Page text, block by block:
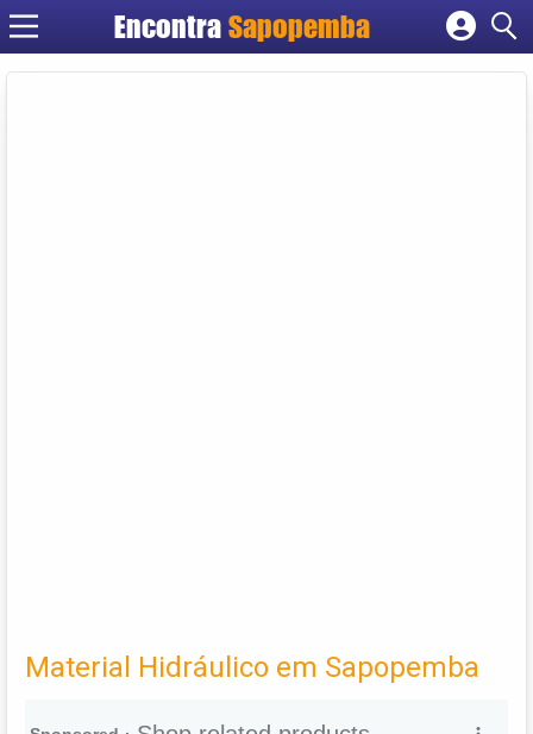
Encontra Sapopemba
Cadastrar empresa
Material Hidráulico em Sapopemba